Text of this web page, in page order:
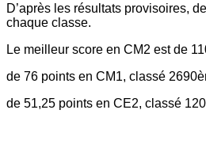
D’après les résultats provisoires,
chaque classe.
Le meilleur score en CM2 est de
de 76 points en CM1, classé
de 51,25 points en CE2, classé